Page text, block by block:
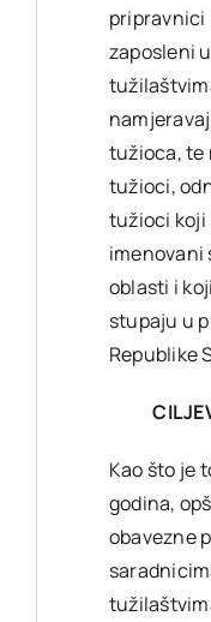
zaposleni
tužioca, te
tužioci,
tužioci koji
imenovani
oblasti i
stupaju u
Republike
Kao što je
godina,
obavezne